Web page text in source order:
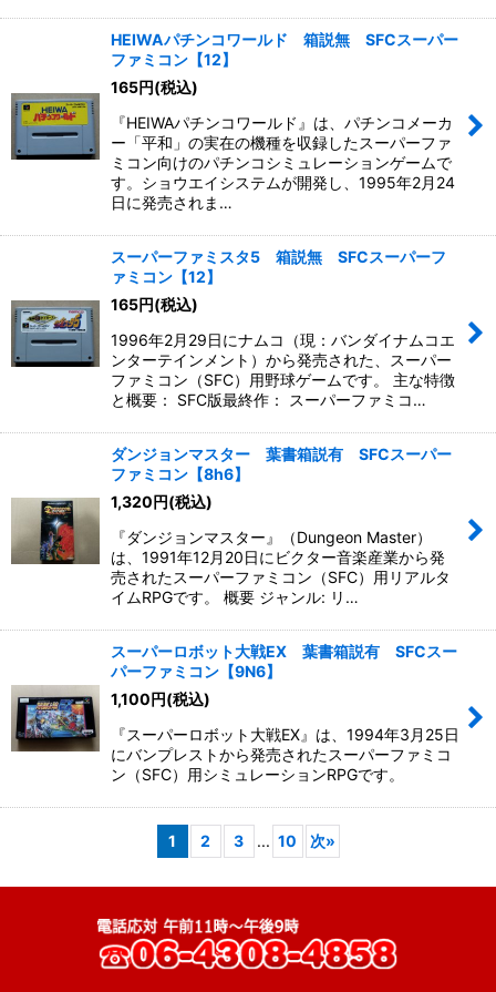
HEIWAパチンコワールド 箱説無 SFCスーパー
ファミコン【12】
165円(税込)
『HEIWAパチンコワールド』は、パチンコメーカ
ー「平和」の実在の機種を収録したスーパーファ
ミコン向けのパチンコシミュレーションゲームで
す。ショウエイシステムが開発し、1995年2月24
日に発売されま…
スーパーファミスタ5 箱説無 SFCスーパーフ
ァミコン【12】
165円(税込)
1996年2月29日にナムコ（現：バンダイナムコエ
ンターテインメント）から発売された、スーパー
ファミコン（SFC）用野球ゲームです。 主な特徴
と概要： SFC版最終作： スーパーファミコ…
ダンジョンマスター 葉書箱説有 SFCスーパー
ファミコン【8h6】
1,320円(税込)
『ダンジョンマスター』（Dungeon Master）
は、1991年12月20日にビクター音楽産業から発
売されたスーパーファミコン（SFC）用リアルタ
イムRPGです。 概要 ジャンル: リ…
スーパーロボット大戦EX 葉書箱説有 SFCスー
パーファミコン【9N6】
1,100円(税込)
『スーパーロボット大戦EX』は、1994年3月25日
にバンプレストから発売されたスーパーファミコ
ン（SFC）用シミュレーションRPGです。
1 2 3 ... 10 次»